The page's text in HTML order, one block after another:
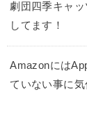
劇団四季キャ
してます！
Amazonには
ていない事に気